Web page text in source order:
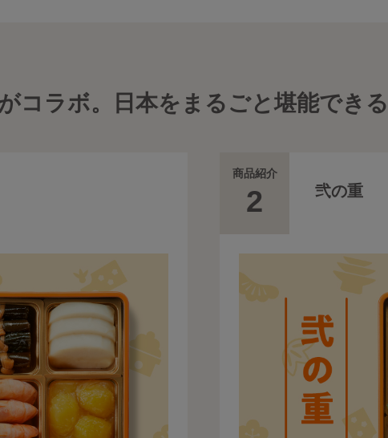
コラボ。日本をまるごと堪能でき
商品紹介
2 弐の重